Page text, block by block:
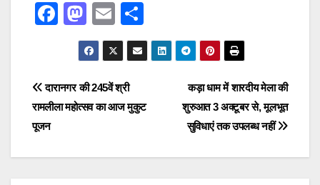
F
e
b
o
M
a
st
o
d
n
E
m
ail
h
ar
Post
navigation
कड़ा धाम में शारदीय मेला की
शुरुआत 3 अक्टूबर से, मूलभूत
सुविधाएं तक उपलब्ध नहीं
दारानगर की 245वें श्री
रामलीला महोत्सव का आज मुकुट
पूजन